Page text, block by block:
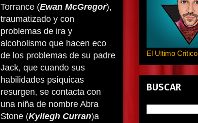
Torrance (Ewan McGregor),
traumatizado y con
problemas de ira y
alcoholismo que hacen eco
de los problemas de su padre
Jack, que cuando sus
habilidades psíquicas
resurgen, se contacta con
una niña de nombre Abra
Stone (Kyliegh Curran)a
El Ultimo Critico
BUSCAR